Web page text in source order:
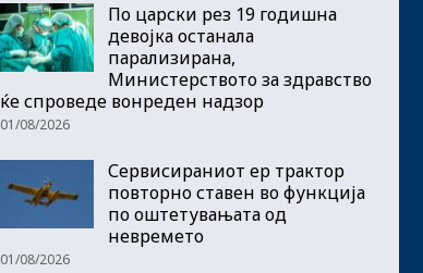
По царски рез 19 годишна
девојка останала
парализирана,
Министерството за здравство
ќе спроведе вонреден надзор
01/08/2026
Сервисираниот ер трактор
повторно ставен во функција
по оштетувањата од
невремето
01/08/2026